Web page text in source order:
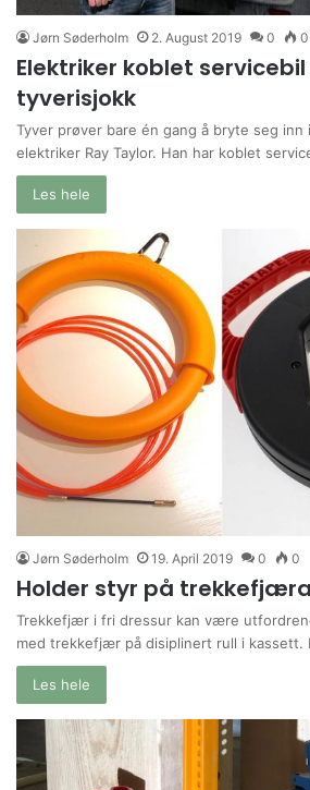
Jørn Søderholm 2. August 2019 0 0
Elektriker koblet
tyverisjokk
Tyver prøver bare én gang å bryte seg inn
elektriker Ray Taylor. Han har koblet
Les hele
Jørn Søderholm 19. April 2019 0 0
Holder styr på trekkefjæra
Trekkefjær i fri dressur kan være
med trekkefjær på disiplinert rull i kassett.
Les hele